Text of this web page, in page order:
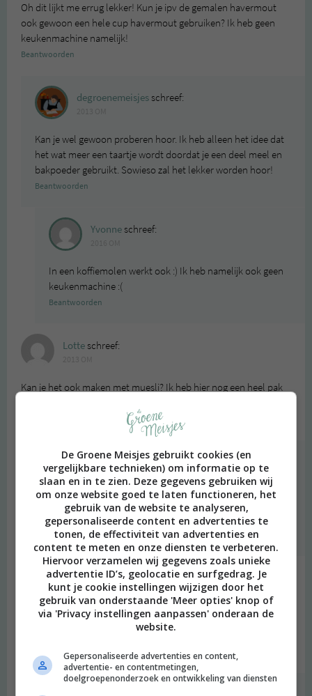
Oh dit lijkt me errug lekker! Kun je ipv de gemalen havermout
ook gewoon een hele cup havermout gebruiken? Ik heb geen
keukenmachine namelijk!
Beantwoorden
degroenemeisjesschreef:
Kan je wel gewoon proberen hoor. Ik heb alleen het idee dat
het wat meer een taartje wordt doordat je een deel meel en
bakpoeder gebruikt. Sowieso zal het lekker worden hoor!
Beantwoorden
Yvonneschreef:
In een koffiemolen werkt ook :) Ik heb namelijk ook geen
keukenmachine :(
Beantwoorden
Lotteschreef:
Kan je het ook maken met muesli? Ik heb hier nog een heel pak
degroenemeisjes schreef:
2013 OM
Zou ik niet doen. Havermout is zachter en neemt meer vocht
op.
Beantwoorden
Judith schreef:
2013 OM
Hoe groot is de schaal (ongeveer)? Een-persoonsformaat of
Beantwoorden
De Groene Meisjes gebruikt cookies (en
vergelijkbare technieken) om informatie op te
slaan en in te zien. Deze gegevens gebruiken wij
om onze website goed te laten functioneren, het
gebruik van de website te analyseren,
gepersonaliseerde content en advertenties te
tonen, de effectiviteit van advertenties en
content te meten en onze diensten te verbeteren.
Hiervoor verzamelen wij gegevens zoals unieke
advertentie ID’s, geolocatie en surfgedrag. Je
kunt je cookie instellingen wijzigen door het
gebruik van onderstaande 'Meer opties' knop of
via 'Privacy instellingen aanpassen' onderaan de
website.
Gepersonaliseerde advertenties en content,
advertentie- en contentmetingen,
doelgroepenonderzoek en ontwikkeling van diensten